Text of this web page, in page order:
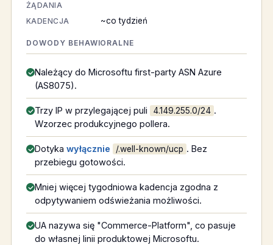
ŻĄDANIA
KADENCJA ~co tydzień
DOWODY BEHAWIORALNE
Należący do Microsoftu first-party ASN Azure
(AS8075).
Trzy IP w przylegającej puli 4.149.255.0/24 .
Wzorzec produkcyjnego pollera.
Dotyka wyłącznie /.well-known/ucp . Bez
przebiegu gotowości.
Mniej więcej tygodniowa kadencja zgodna z
odpytywaniem odświeżania możliwości.
UA nazywa się "Commerce-Platform", co pasuje
do własnej linii produktowej Microsoftu.